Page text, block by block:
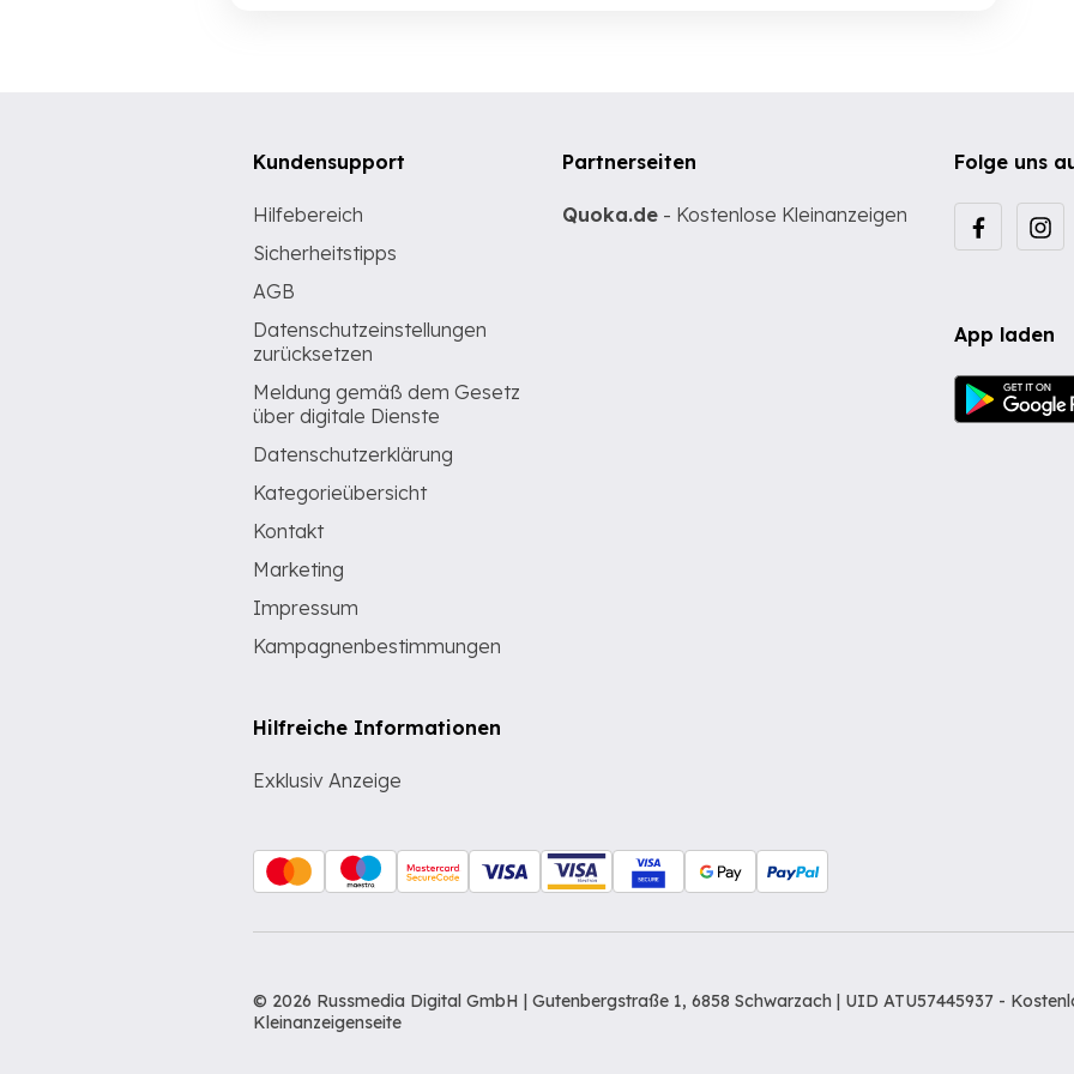
Folge uns
App laden
Kundensupport
Hilfebereich
Sicherheitstipps
AGB
Datenschutzeinstellungen
zurücksetzen
Meldung gemäß dem Gesetz
über digitale Dienste
Datenschutzerklärung
Kategorieübersicht
Kontakt
Marketing
Impressum
Kampagnenbestimmungen
Hilfreiche Informationen
Exklusiv Anzeige
Partnerseiten
Quoka.de - Kostenlose Kleinanzeigen
© 2026 Russmedia Digital GmbH | Gutenbergstraße 1, 6858 Schwarzach | UID ATU57445937 -
Kleinanzeigenseite